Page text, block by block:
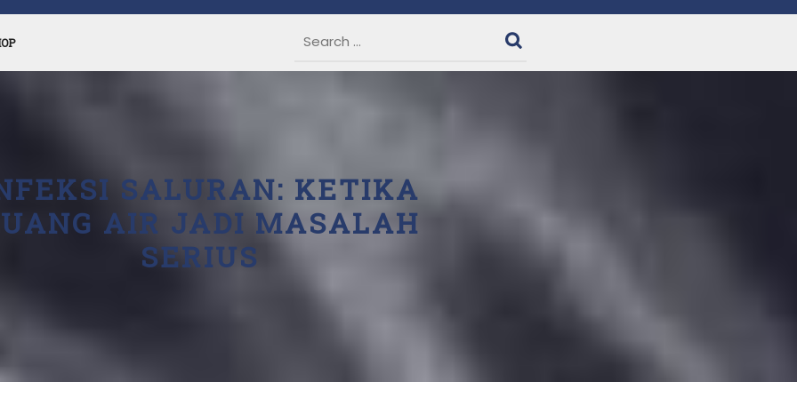
SALURAN: KETIKA
AIR JADI MASALAH
SERIUS